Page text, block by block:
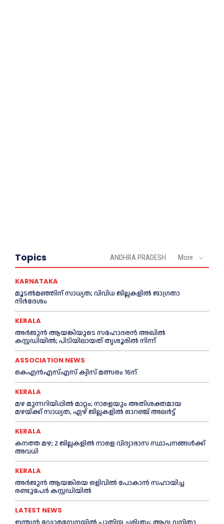
Topics ANDHRA PRADESH More
KARNATAKA
മൂടൽമഞ്ഞിന് സാധ്യത; വിവിധ ജില്ലകളിൽ ജാഗ്രതാ
നിർദേശം
KERALA
അര്‍ജുന്‍ ആയങ്കിയുടെ സഹോദരന്‍ അഖില്‍
കസ്റ്റഡിയില്‍; പിടിയിലായത് തൃശൂരില്‍ നിന്ന്
ASSOCIATION NEWS
കെഎൻഎസ്എസ് ക്വിസ് മത്സരം 16ന്
KERALA
മഴ മുന്നറിയിപ്പിൽ മാറ്റം; നാളെയും അതിശക്തമായ
മഴയ്ക്ക് സാധ്യത, ഏഴ് ജില്ലകളിൽ ഓറഞ്ച് അലർട്ട്
KERALA
കനത്ത മഴ; 2 ജില്ലകളില്‍ നാളെ വിദ്യാഭാസ സ്ഥാപനങ്ങള്‍ക്ക്
അവധി
KERALA
അര്‍ജുന്‍ ആയങ്കിയെ ഒളിവില്‍ പോകാന്‍ സഹായിച്ച
രണ്ടുപേര്‍ കസ്റ്റഡിയില്‍
LATEST NEWS